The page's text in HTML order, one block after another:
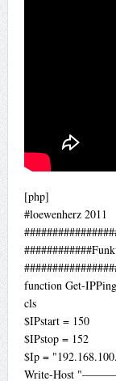
[php]
#loewenherz 2011
function Get-
cls
$IPstart = 150
$IPstop = 152
$Ip =
Write-Host